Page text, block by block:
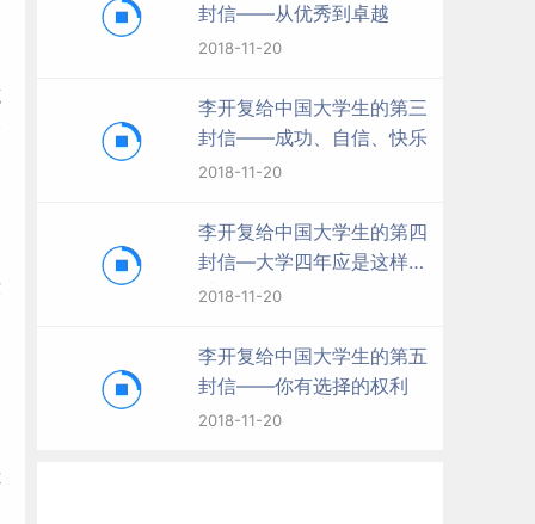
封信——从优秀到卓越
2018-11-20
李开复给中国大学生的第三
封信——成功、自信、快乐
2018-11-20
李开复给中国大学生的第四
封信—大学四年应是这样度
过
2018-11-20
李开复给中国大学生的第五
封信——你有选择的权利
2018-11-20